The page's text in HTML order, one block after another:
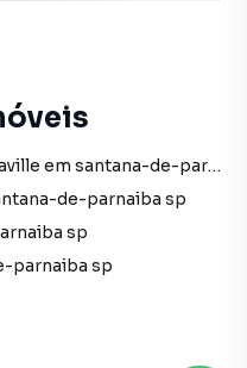
Imóveis à venda no bairro alphaville em santana-de-parnaiba sp
de-parnaiba sp
sp
parnaiba sp